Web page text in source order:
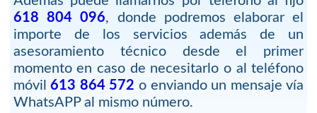
618 804 096, donde podremos elaborar el
importe de los servicios además de un
asesoramiento técnico desde el primer
momento en caso de necesitarlo o al teléfono
móvil613 864 572 o enviando un mensaje vía
WhatsAPP al mismo número.